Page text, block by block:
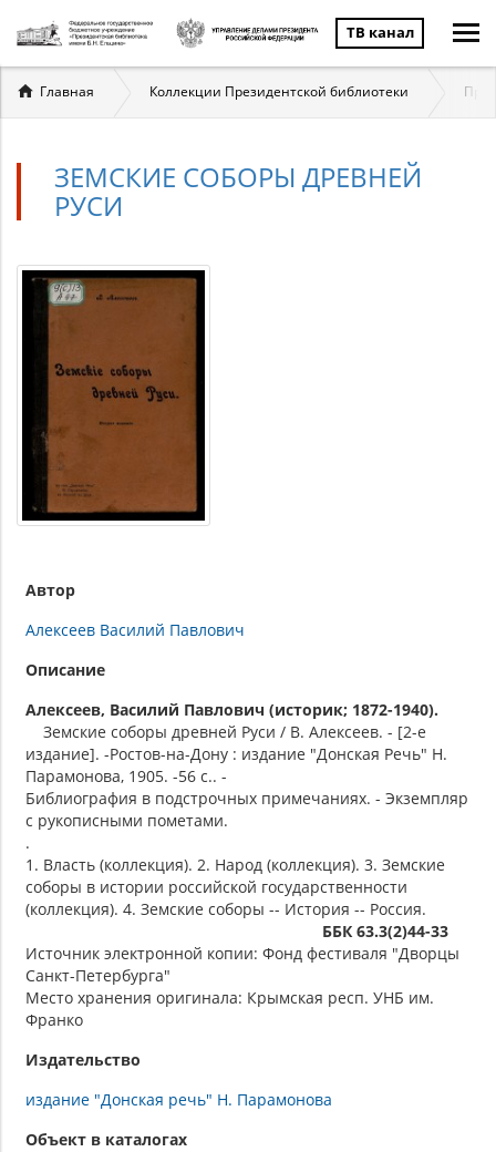
ТВ канал
Вы
здесь
Главная Коллекции Президентской библиотеки
ЗЕМСКИЕ СОБОРЫ ДРЕВНЕЙ
РУСИ
Автор
Алексеев Василий Павлович
Описание
Алексеев, Василий Павлович (историк; 1872-1940).
Земские соборы древней Руси / В. Алексеев. - [2-е
издание]. -Ростов-на-Дону : издание "Донская Речь" Н.
Парамонова, 1905. -56 с.. -
Библиография в подстрочных примечаниях. - Экземпляр
с рукописными пометами.
.
1. Власть (коллекция). 2. Народ (коллекция). 3. Земские
соборы в истории российской государственности
(коллекция). 4. Земские соборы -- История -- Россия.
ББК 63.3(2)44-33
Источник электронной копии: Фонд фестиваля "Дворцы
Санкт-Петербурга"
Место хранения оригинала: Крымская респ. УНБ им.
Франко
Издательство
издание "Донская речь" Н. Парамонова
Объект в каталогах